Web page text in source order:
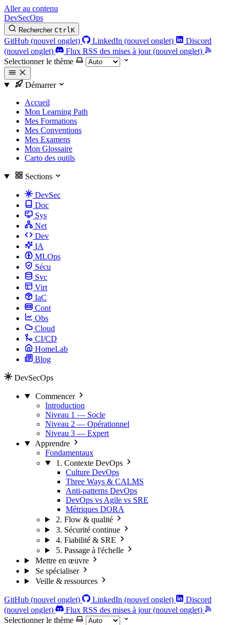
Aller au contenu
DevSecOps
Rechercher CtrlK
GitHub (nouvel onglet) LinkedIn (nouvel onglet)
Discord
(nouvel onglet)
Flux RSS des mises à jour (nouvel onglet)
Selectionner le thème
Démarrer
Accueil
Mon Learning Path
Mes Formations
Mes Conventions
Mes Examens
Mon Glossaire
Carto des outils
Sections
DevSec
Doc
Sys
Net
Dev
IA
MLOps
Sécu
Svc
Virt
IaC
Cont
Obs
Cloud
CI/CD
HomeLab
Blog
DevSecOps
Commencer
Introduction
Niveau 1 — Socle
Niveau 2 — Opérationnel
Niveau 3 — Expert
Apprendre
Fondamentaux
1. Contexte DevOps
Culture DevOps
Three Ways & CALMS
Anti-patterns DevOps
DevOps vs Agile vs SRE
Métriques DORA
2. Flow & qualité
3. Sécurité continue
4. Fiabilité & SRE
5. Passage à l'échelle
Mettre en œuvre
Se spécialiser
Veille & ressources
GitHub (nouvel onglet) LinkedIn (nouvel onglet)
Discord
(nouvel onglet)
Flux RSS des mises à jour (nouvel onglet)
Selectionner le thème